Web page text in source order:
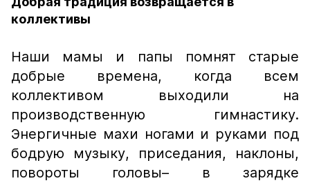
коллективы
Наши мамы и папы помнят старые
добрые времена, когда всем
коллективом выходили на
производственную гимнастику.
Энергичные махи ногами и руками под
бодрую музыку, приседания, наклоны,
повороты головы– в зарядке